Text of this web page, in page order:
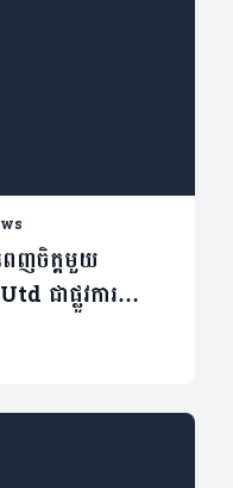
ញចិត្តមួយ
ជាផ្លូវការណ៍